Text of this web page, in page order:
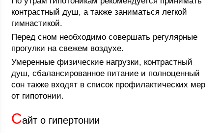
контрастный душ, а также заниматься легкой
гимнастикой.
Перед сном необходимо совершать регулярные
прогулки на свежем воздухе.
Умеренные физические нагрузки, контрастный
душ, сбалансированное питание и полноценный
сон также входят в список профилактических мер
от гипотонии.
Сайт о гипертонии